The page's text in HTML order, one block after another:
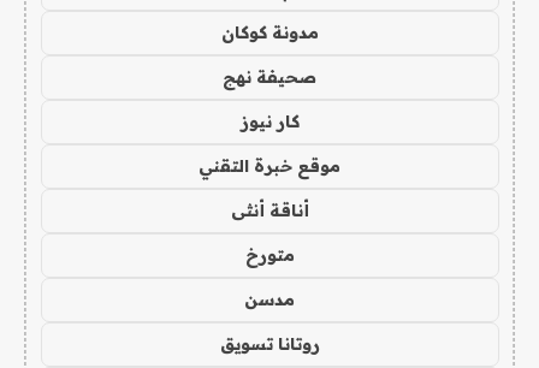
مدونة كوكان
صحيفة نهج
كار نيوز
موقع خبرة التقني
أناقة أنثى
متورخ
مدسن
روتانا تسويق